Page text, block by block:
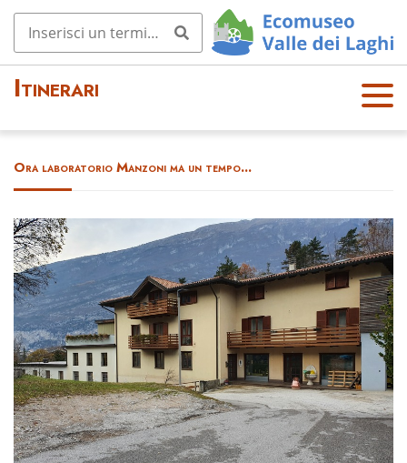
Itinerari
OPE
N
Ora laboratorio Manzoni ma un tempo...